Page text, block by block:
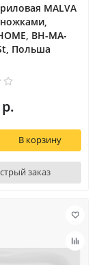
MALVA
BH-MA-
Польша
В корзину
заказ